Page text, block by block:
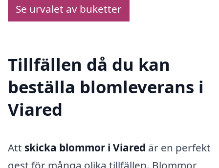
Se urvalet av buketter
Tillfällen då du kan
beställa blomleverans i
Viared
Att skicka blommor i Viared är en perfekt
gest för många olika tillfällen. Blommor